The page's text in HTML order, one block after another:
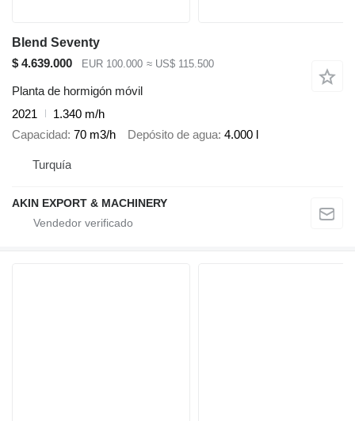
Blend Seventy
$ 4.639.000
EUR 100.000 ≈ US$ 115.500
Planta de hormigón móvil
2021
1.340 m/h
Capacidad 70 m3/h Depósito de agua 4.000 l
Turquía
AKIN EXPORT & MACHINERY